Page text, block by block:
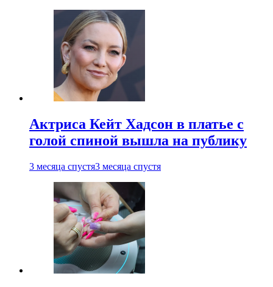
Актриса Кейт Хадсон в платье с
голой спиной вышла на публику
3 месяца спустя3 месяца спустя